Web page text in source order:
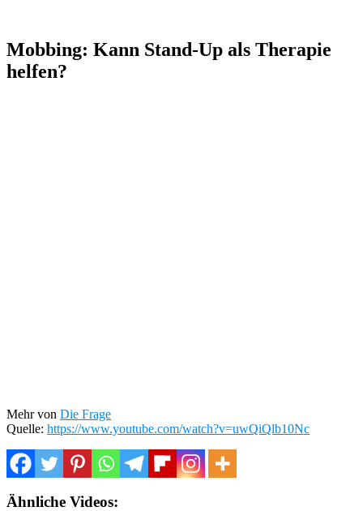
Mobbing: Kann Stand-Up als Therapie
helfen?
Mehr von Die Frage
Quelle: https://www.youtube.com/watch?v=uwQiQlb10Nc
Ähnliche Videos: